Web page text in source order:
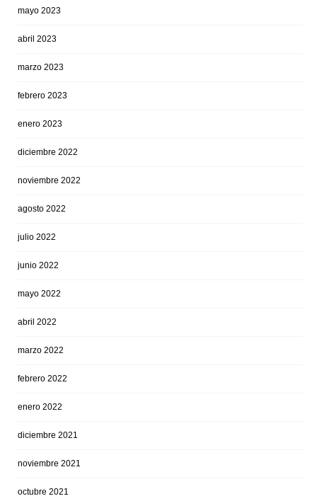
mayo 2023
abril 2023
marzo 2023
febrero 2023
enero 2023
diciembre 2022
noviembre 2022
agosto 2022
julio 2022
junio 2022
mayo 2022
abril 2022
marzo 2022
febrero 2022
enero 2022
diciembre 2021
noviembre 2021
octubre 2021